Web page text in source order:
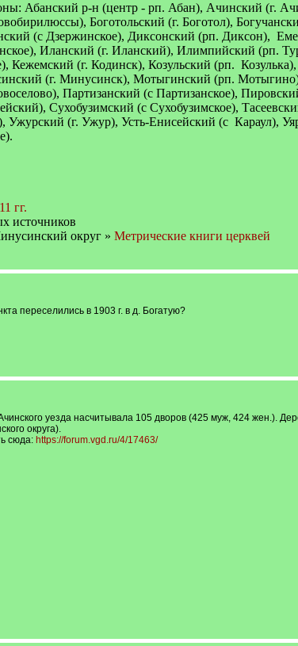
Абанский р-н (центр - рп. Абан), Ачинский (г.
Боготольский (г. Боготол),
(с Дзержинское), Диксонский (рп. Диксон),
Иланский (г. Иланский), Илимпийский (рп.
Кежемский (г. Кодинск), Козульский (рп.
(г. Минусинск), Мотыгинский (рп. Мотыгино),
Партизанский (с Партизанское),
Сухобузимский (с Сухобузимское),
(г. Ужур), Усть-Енисейский (с Караул),
гг.
источников
округ » Метрические книги церквей
переселились в 1903 г. в д. Богатую?
уезда насчитывала 105 дворов (425 муж, 424 жен.).
округа).
сюда: https://forum.vgd.ru/4/17463/